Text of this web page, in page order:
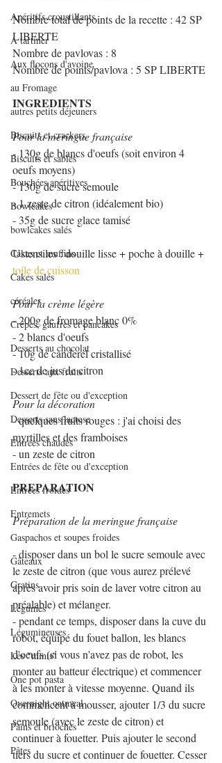
Apéritifs croustillants
A tartiner
Aux flocons d'avoine
au Fromage
autres petits déjeuners
Biscuits et crackers
Biscuits et sablés
Bouchées apéritives
Bowlcakes
bowlcakes salés
Cakes et muffins
Cakes salés
céréales
Crêpes, gaufres et pancakes
Desserts au chocolat
Desserts aux fruits
Dessert de fête ou d'exception
Desserts sans lactose
Entrées chaudes
Entrées de fête ou d'exception
Entrées froides
Entremets
Gaspachos et soupes froides
Gâteaux
Gratins
Légumes
Légumineuses
Les "minis"
One pot pasta
Overnight oatmeal
Pains et brioches
Pâtes
Nombre total de points de la recette : 42 SP
LIBERTE
Nombre de pavlovas : 8
Nombre de points/pavlova : 5 SP LIBERTE
INGREDIENTS
Pour la meringue française
- 130g de blancs d'oeufs (soit environ 4
oeufs moyens)
- 130g de sucre semoule
- 1 zeste de citron (idéalement bio)
- 35g de sucre glace tamisé
Ustensiles : douille lisse + poche à douille +
toile de cuisson
Pour la crème légère
- 200g de fromage blanc 0%
- 2 blancs d'oeufs
- 10g de canderel cristallisé
- 1cc de jus de citron
Pour la décoration
- quelques fruits rouges : j'ai choisi des
myrtilles et des framboises
- un zeste de citron
PREPARATION
Préparation de la meringue française
- disposer dans un bol le sucre semoule avec
le zeste de citron (que vous aurez prélevé
après avoir pris soin de laver votre citron au
préalable) et mélanger.
- pendant ce temps, disposer dans la cuve du
robot, équipé du fouet ballon, les blancs
d'oeufs (si vous n'avez pas de robot, les
monter au batteur électrique) et commencer
à les monter à vitesse moyenne. Quand ils
commencent à mousser, ajouter 1/3 du sucre
semoule (avec le zeste de citron) et
continuer à fouetter. Puis ajouter le second
tiers du sucre et continuer de fouetter. Cesser